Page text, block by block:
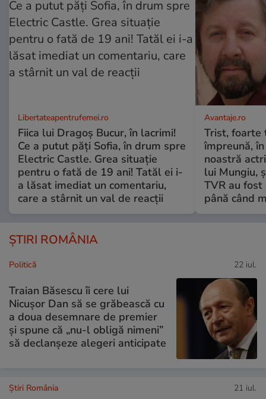
Libertateapentrufemei.ro
Fiica lui Dragoș Bucur, în lacrimi!
Ce a putut păți Sofia, în drum spre
Electric Castle. Grea situație
pentru o fată de 19 ani! Tatăl ei i-
a lăsat imediat un comentariu,
care a stârnit un val de reacții
Avantaje.ro
Trist, foarte
împreună,
noastră
lui Mungiu,
TVR au
până când
ȘTIRI ROMÂNIA
Politică 22 iul.
Traian Băsescu îi cere lui
Nicușor Dan să se grăbească cu
a doua desemnare de premier
și spune că „nu-l obligă nimeni”
să declanșeze alegeri anticipate
Știri România 21 iul.